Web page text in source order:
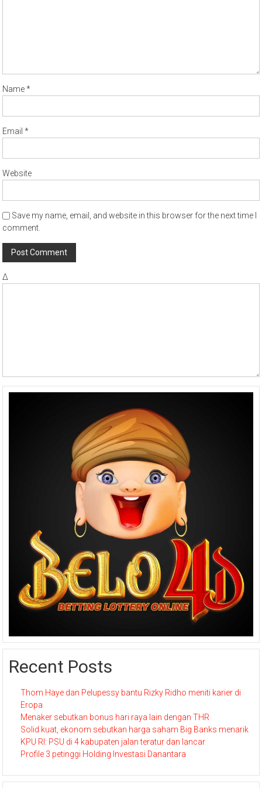
Name*
Email*
Website
Save my name, email, and website in this browser for the next time I
comment.
Δ
Recent Posts
Thom Haye dan Pelupessy bantu Rizky Ridho meniti karier di
Eropa
Menaker sebutkan bonus hari raya lain dengan THR
Solid kuat, ekonom sebutkan harga saham Big Banks menarik
KPU RI: PSU di 4 kabupaten jalan teratur dan lancar
Profile 3 petinggi Holding Investasi Danantara